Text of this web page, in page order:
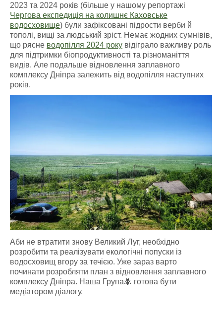
2023 та 2024 років (більше у нашому репортажі
Чергова експедиція на колишнє Каховське
водосховище) були зафіксовані підрости верби й
тополі, вищі за людський зріст. Немає жодних сумнівів,
що рясне водопілля 2024 року відіграло важливу роль
для підтримки біопродуктивності та різноманіття
видів. Але подальше відновлення заплавного
комплексу Дніпра залежить від водопілля наступних
років.
Аби не втратити знову Великий Луг, необхідно
розробити та реалізувати екологічні попуски із
водосховищ вгору за течією. Уже зараз варто
починати розробляти план з відновлення заплавного
комплексу Дніпра. Наша Група🐜 готова бути
медіатором діалогу.